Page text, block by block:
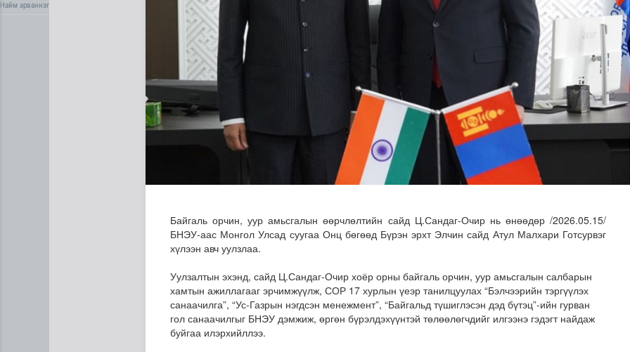
Найм арваннэг
Нийгмийн даатгалын сангийн хөрөнгө 7.6 тэрбум төгрөгөөр арвижлаа
Байгаль орчин, уур амьсгалын өөрчлөлтийн сайд Ц.Сандаг-Очир нь өнөөдөр /2026.05.15/
БНЭУ-аас Монгол Улсад суугаа Онц бөгөөд Бүрэн эрхт Элчин сайд Атул Малхари Готсурвэг
хүлээн авч уулзлаа.
Уулзалтын эхэнд, сайд Ц.Сандаг-Очир хоёр орны байгаль орчин, уур амьсгалын салбарын
хамтын ажиллагааг эрчимжүүлж, СОР 17 хурлын үеэр танилцуулах “Бэлчээрийн тэргүүлэх
санаачилга”, “Ус-Газрын нэгдсэн менежмент”, “Байгальд түшиглэсэн дэд бүтэц”-ийн гурван
гол санаачилгыг БНЭУ дэмжиж, өргөн бүрэлдэхүүнтэй төлөөлөгчдийг илгээнэ гэдэгт найдаж
буйгаа илэрхийллээ.